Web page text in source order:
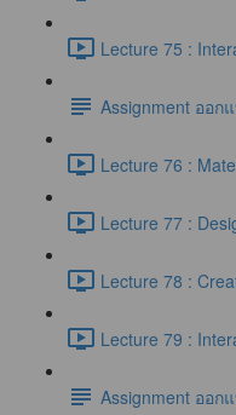
Lecture 75 :
Assignment ออก
Lecture 76 :
Lecture 77 :
Lecture 78 :
Lecture 79 :
Assignment ออก